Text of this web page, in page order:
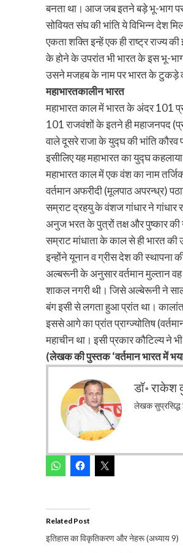
बनता था। आज जब इतने बड़े भू-भाग पर
सोवियत संघ की भांति ये विभिन्न देश
एकता शक्ति इन्हें एक ही राष्ट्र राज्य
के होने के उपरांत भी भारत के इस भू-
उसने मजहब के नाम पर भारत के टुकड़े
महाभारतकालीन भारत
महाभारत काल में भारत के अंदर 101
101 राजवंशों के इतने ही महाजनपद
वाले दूसरे राजा के युद्घ की भांति
इसीलिए यह महाभारत का युद्घ
महाभारत काल में एक वंश का नाम
वर्तमान अफरीदी (मूलपाठ अपरन्ध्र)
सम्राट द्रहयु के वंशज गांधार ने
अनुज भरत के पुत्रों तक्ष और पुष्कार की
सम्राट मांधाता के काल से ही भारत
इन्होंने यूनान व ग्रीस देश की
अल्बरूनी के अनुसार वर्तमान मुल्तान
शाकल नगरी थी। जिसे अल्बेरूनी ने
बंग इसी से लगता हुआ प्रांत था।
इससे आगे का प्रांत प्राग्ज्योतिष
महाचीन था। इसी प्रकार कौटिल्य ने
(लेखक की पुस्तक ‘वर्तमान भारत में
डॉ॰ राकेश
लेखक सुप्रसिद्ध
Related Post
इतिहास का विकृतिकरण और नेहरू (अध्याय 9)